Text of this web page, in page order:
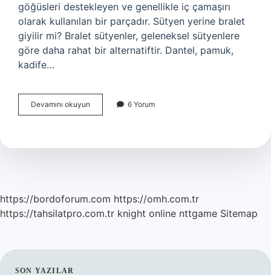
göğüsleri destekleyen ve genellikle iç çamaşırı
olarak kullanılan bir parçadır. Sütyen yerine bralet
giyilir mi? Bralet sütyenler, geleneksel sütyenlere
göre daha rahat bir alternatiftir. Dantel, pamuk,
kadife…
Devamını okuyun
Ve
Nedir
6 Yorum
https://bordoforum.com https://omh.com.tr
https://tahsilatpro.com.tr knight online nttgame Sitemap
SON YAZILAR